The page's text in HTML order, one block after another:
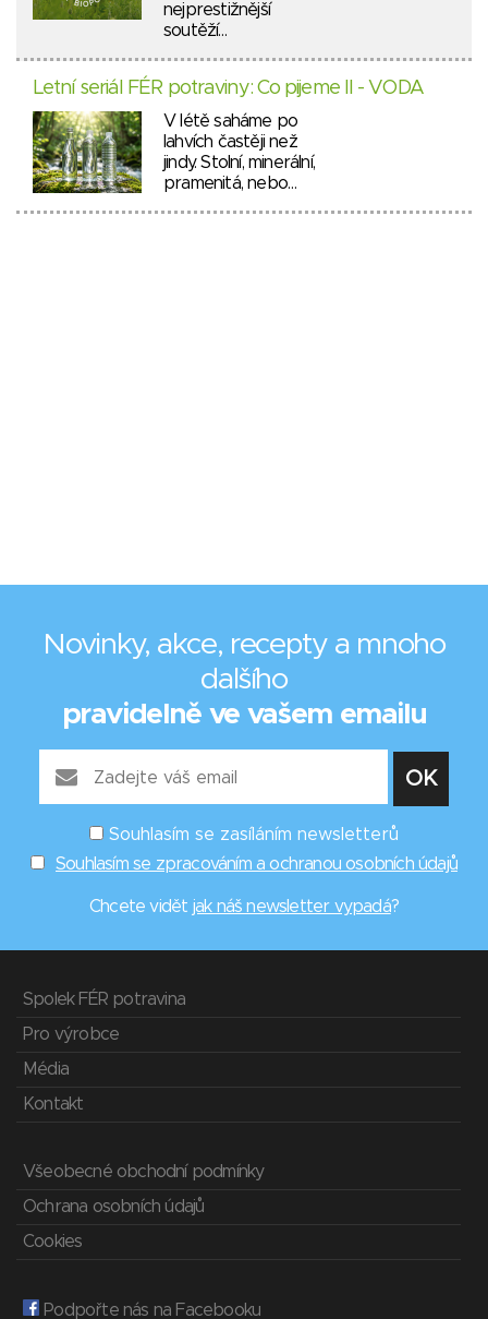
nejprestižnější
soutěží…
Letní seriál FÉR potraviny: Co pijeme II - VODA
V létě saháme po
lahvích častěji než
jindy. Stolní, minerální,
pramenitá, nebo…
Novinky, akce, recepty a mnoho
dalšího
pravidelně ve vašem emailu
Souhlasím se zasíláním newsletterů
Souhlasím se zpracováním a ochranou osobních údajů
Chcete vidět jak náš newsletter vypadá?
Spolek FÉR potravina
Pro výrobce
Média
Kontakt
Všeobecné obchodní podmínky
Ochrana osobních údajů
Cookies
Podpořte nás na Facebooku